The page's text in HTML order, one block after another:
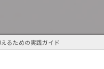
るための実践ガイド